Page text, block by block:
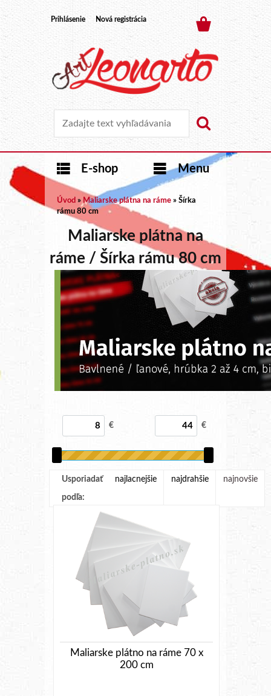
Prihlásenie Nová registrácia
E-shop Menu
Úvod » Maliarske plátna na ráme » Šírka
rámu 80 cm
Maliarske plátna na
ráme / Šírka rámu 80 cm
€ €
Usporiadať
podľa:
najlacnejšie najdrahšie najnovšie
Maliarske plátno na ráme 70 x
200 cm